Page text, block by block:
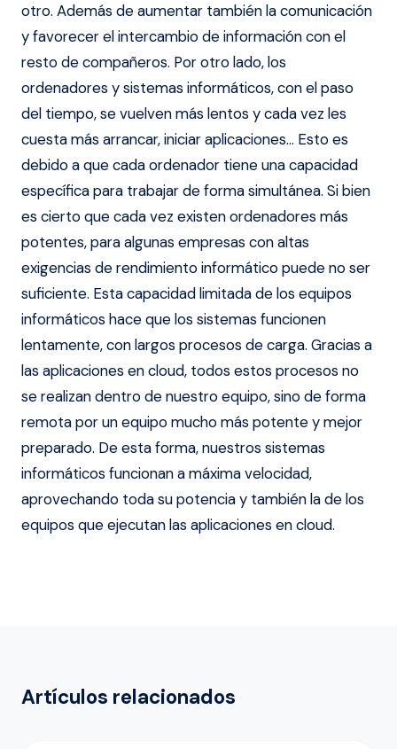
otro. Además de aumentar también la comunicación
y favorecer el intercambio de información con el
resto de compañeros. Por otro lado, los
ordenadores y sistemas informáticos, con el paso
del tiempo, se vuelven más lentos y cada vez les
cuesta más arrancar, iniciar aplicaciones… Esto es
debido a que cada ordenador tiene una capacidad
específica para trabajar de forma simultánea. Si bien
es cierto que cada vez existen ordenadores más
potentes, para algunas empresas con altas
exigencias de rendimiento informático puede no ser
suficiente. Esta capacidad limitada de los equipos
informáticos hace que los sistemas funcionen
lentamente, con largos procesos de carga. Gracias a
las aplicaciones en cloud, todos estos procesos no
se realizan dentro de nuestro equipo, sino de forma
remota por un equipo mucho más potente y mejor
preparado. De esta forma, nuestros sistemas
informáticos funcionan a máxima velocidad,
aprovechando toda su potencia y también la de los
equipos que ejecutan las aplicaciones en cloud.
Artículos relacionados